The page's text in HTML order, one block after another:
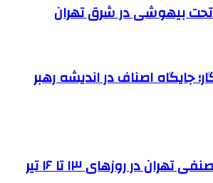
بیهوشی در شرق تهران
جایگاه اصناف در اندیشه رهبر
اتحادیه های صنفی تهران در روزهای ۱۳ تا ۱۶ تیر